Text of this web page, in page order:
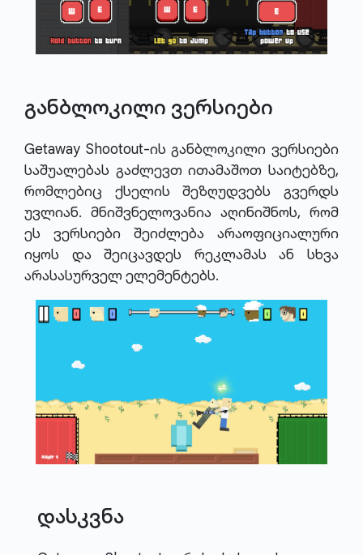
განბლოკილი ვერსიები
Getaway Shootout-ის განბლოკილი ვერსიები
საშუალებას გაძლევთ ითამაშოთ საიტებზე,
რომლებიც ქსელის შეზღუდვებს გვერდს
უვლიან. მნიშვნელოვანია აღინიშნოს, რომ
ეს ვერსიები შეიძლება არაოფიციალური
იყოს და შეიცავდეს რეკლამას ან სხვა
არასასურველ ელემენტებს.
დასკვნა